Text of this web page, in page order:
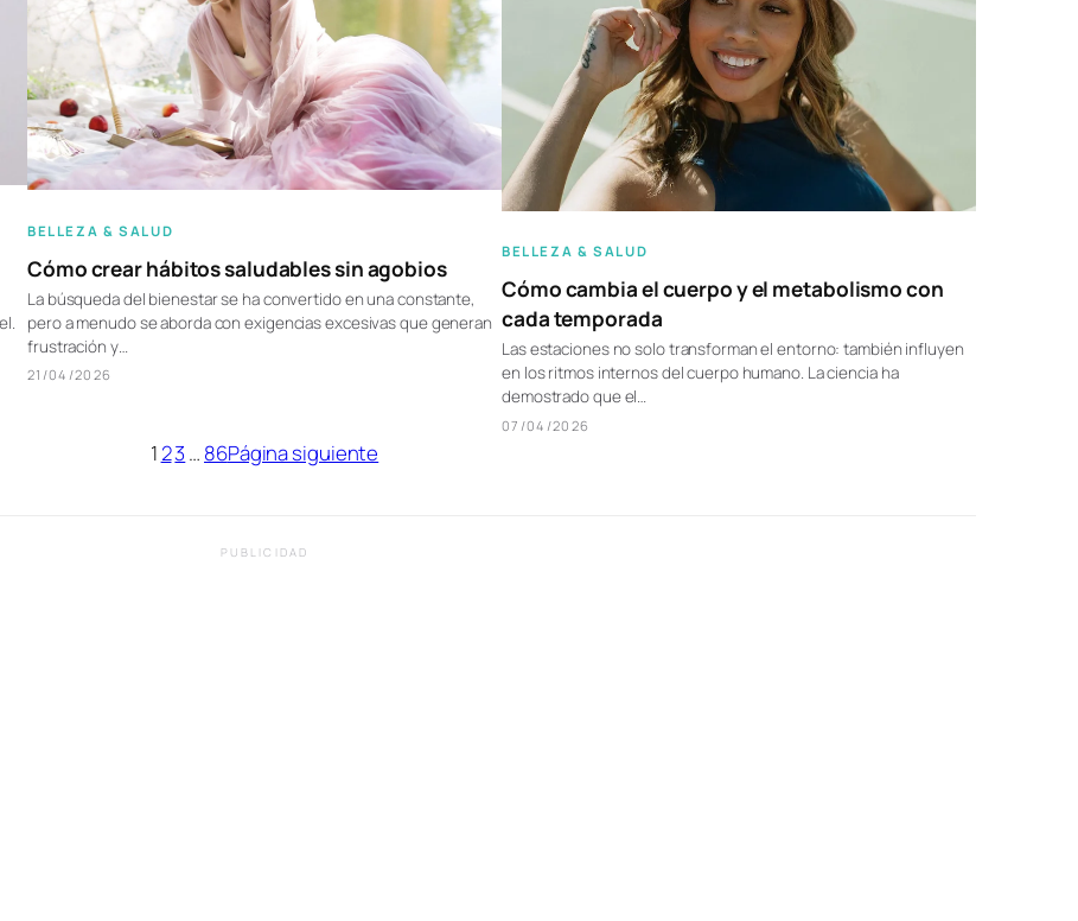
BELLEZA & SALUD
Cómo crear hábitos saludables sin agobios
La búsqueda del bienestar se ha convertido en una constante,
pero a menudo se aborda con exigencias excesivas que generan
frustración y…
21/04/2026
BELLEZA & SALUD
Cómo cambia el cuerpo y el metabolismo con
cada temporada
Las estaciones no solo transforman el entorno: también influyen
en los ritmos internos del cuerpo humano. La ciencia ha
demostrado que el…
07/04/2026
123 … 86Página siguiente
PUBLICIDAD